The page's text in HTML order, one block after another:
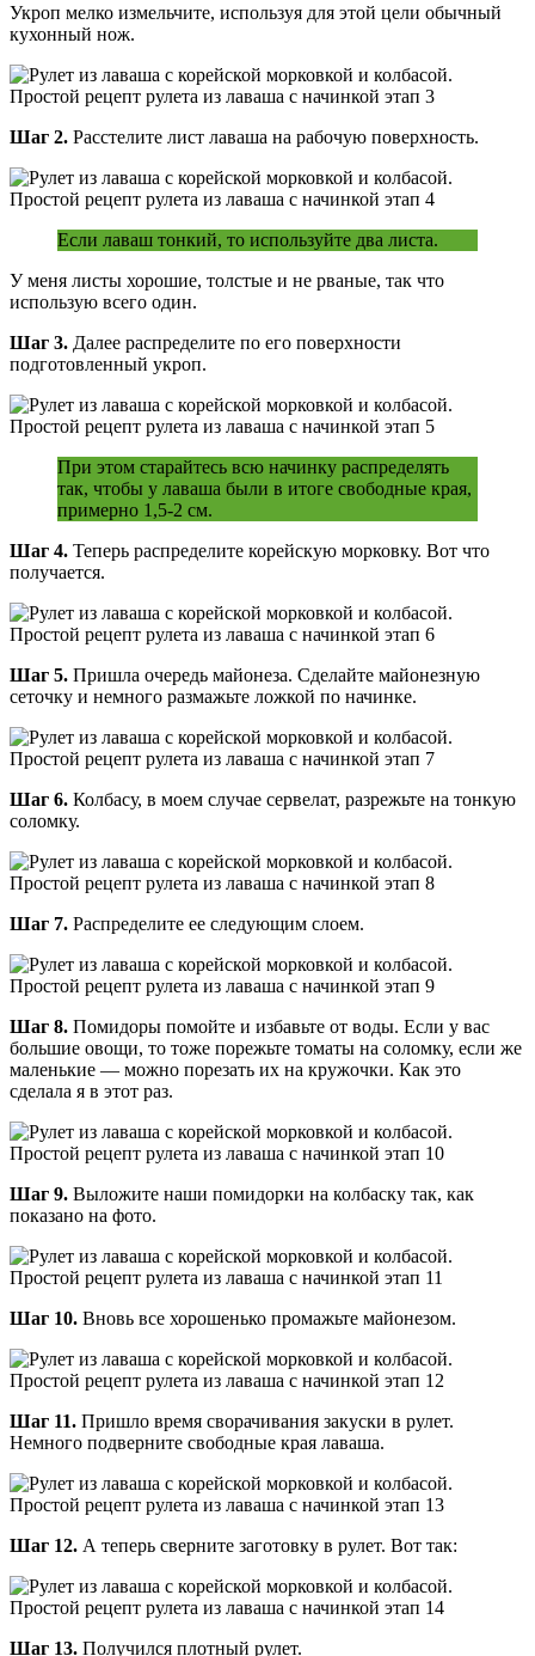
Укроп мелко измельчите, используя для этой цели обычный
кухонный нож.
Шаг 2. Расстелите лист лаваша на рабочую поверхность.
Если лаваш тонкий, то используйте два листа.
У меня листы хорошие, толстые и не рваные, так что
использую всего один.
Шаг 3. Далее распределите по его поверхности
подготовленный укроп.
При этом старайтесь всю начинку распределять
так, чтобы у лаваша были в итоге свободные края,
примерно 1,5-2 см.
Шаг 4. Теперь распределите корейскую морковку. Вот что
получается.
Шаг 5. Пришла очередь майонеза. Сделайте майонезную
сеточку и немного размажьте ложкой по начинке.
Шаг 6. Колбасу, в моем случае сервелат, разрежьте на тонкую
соломку.
Шаг 7. Распределите ее следующим слоем.
Шаг 8. Помидоры помойте и избавьте от воды. Если у вас
большие овощи, то тоже порежьте томаты на соломку, если же
маленькие — можно порезать их на кружочки. Как это
сделала я в этот раз.
Шаг 9. Выложите наши помидорки на колбаску так, как
показано на фото.
Шаг 10. Вновь все хорошенько промажьте майонезом.
Шаг 11. Пришло время сворачивания закуски в рулет.
Немного подверните свободные края лаваша.
Шаг 12. А теперь сверните заготовку в рулет. Вот так:
Шаг 13. Получился плотный рулет.